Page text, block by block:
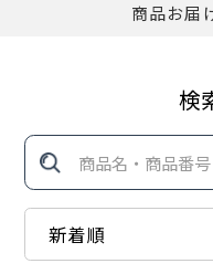
商品お届
検